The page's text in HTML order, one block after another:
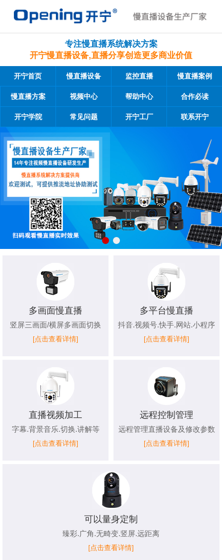
专注慢直播系统解决方案
开宁慢直播设备,直播分享创造更多商业价值
开宁首页 慢直播设备 监控直播 慢直播案例
慢直播方案 视频中心 帮助中心 合作必读
开宁学院 常见问题 开宁工厂 联系开宁
多画面慢直播
竖屏三画面/横屏多画面切换
[点击查看详情]
多平台慢直播
抖音.视频号.快手.网站.小程序
[点击查看详情]
直播视频加工
字幕.背景音乐.切换.讲解等
[点击查看详情]
远程控制管理
远程管理直播设备及修改参数
[点击查看详情]
可以量身定制
臻彩.广角.无畸变.竖屏.远距离
[点击查看详情]